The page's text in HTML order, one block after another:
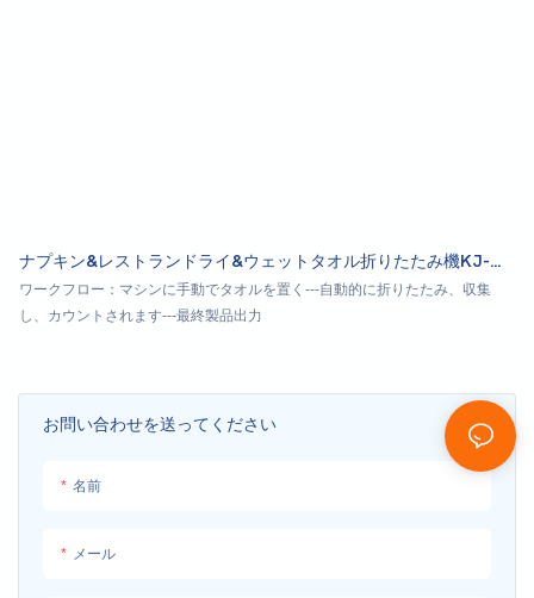
お問い合わせを送ってください
名前
メール
ナプキン&レストランドライ&ウェットタオル折りたたみ機KJ-
FZ300
ワークフロー：マシンに手動でタオルを置く---自動的に折りたたみ、収集
し、カウントされます---最終製品出力